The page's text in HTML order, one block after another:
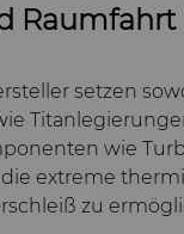
Raumfahrt
setzen
wie
extreme
zu